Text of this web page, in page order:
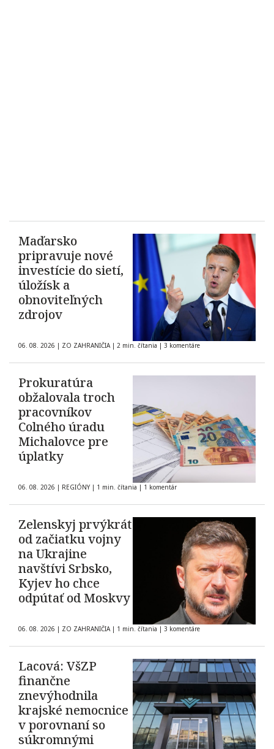
Maďarsko
pripravuje nové
investície do sietí,
úložísk a
obnoviteľných
zdrojov
06. 08. 2026 | ZO ZAHRANIČIA | 2 min. čítania | 3 komentáre
Prokuratúra
obžalovala troch
pracovníkov
Colného úradu
Michalovce pre
úplatky
06. 08. 2026 | REGIÓNY | 1 min. čítania | 1 komentár
Zelenskyj prvýkrát
od začiatku vojny
na Ukrajine
navštívi Srbsko,
Kyjev ho chce
odpútať od Moskvy
06. 08. 2026 | ZO ZAHRANIČIA | 1 min. čítania | 3 komentáre
Lacová: VšZP
finančne
znevýhodnila
krajské nemocnice
v porovnaní so
súkromnými